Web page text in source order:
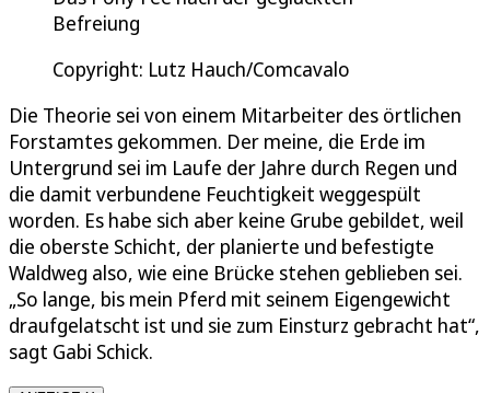
Befreiung
Copyright: Lutz Hauch/Comcavalo
Die Theorie sei von einem Mitarbeiter des örtlichen
Forstamtes gekommen. Der meine, die Erde im
Untergrund sei im Laufe der Jahre durch Regen und
die damit verbundene Feuchtigkeit weggespült
worden. Es habe sich aber keine Grube gebildet, weil
die oberste Schicht, der planierte und befestigte
Waldweg also, wie eine Brücke stehen geblieben sei.
„So lange, bis mein Pferd mit seinem Eigengewicht
draufgelatscht ist und sie zum Einsturz gebracht hat“,
sagt Gabi Schick.